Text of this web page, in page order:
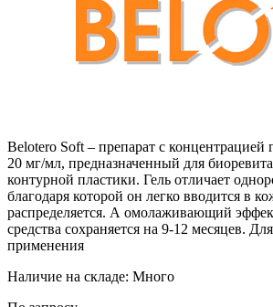
Belotero Soft – препарат с концентрацией
20 мг/мл, предназначенный для
контурной пластики. Гель отличает
благодаря которой он легко вводится в
распределяется. А омолаживающий
средства сохраняется на 9-12 месяцев.
применения
Наличие на складе: Много